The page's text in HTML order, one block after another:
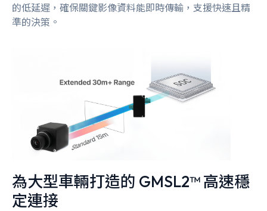
的低延遲，確保關鍵影像資料能即時傳輸，支援快速且精
準的決策。
為大型車輛打造的 GMSL2™ 高速穩
定連接